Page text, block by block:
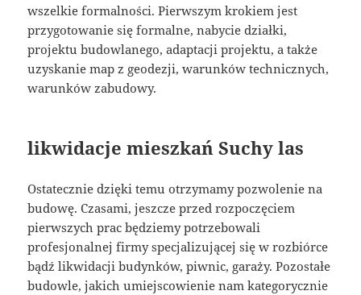
wszelkie formalności. Pierwszym krokiem jest
przygotowanie się formalne, nabycie działki,
projektu budowlanego, adaptacji projektu, a także
uzyskanie map z geodezji, warunków technicznych,
warunków zabudowy.
likwidacje mieszkań Suchy las
Ostatecznie dzięki temu otrzymamy pozwolenie na
budowę. Czasami, jeszcze przed rozpoczęciem
pierwszych prac będziemy potrzebowali
profesjonalnej firmy specjalizującej się w rozbiórce
bądź likwidacji budynków, piwnic, garaży. Pozostałe
budowle, jakich umiejscowienie nam kategorycznie